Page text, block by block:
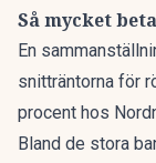
Så mycket
En
snitträntorna för
procent hos
Bland de stora